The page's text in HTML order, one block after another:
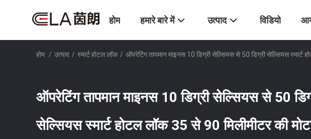
होम हमारे बारे में उत्पाद विडियो
होम / उत्पाद / स्मार्ट होटल लॉक / ऑपरेटिंग तापमान माइनस 10 डिग्री सेल्सियस से 50 डिग्री सेल्सियस स्मार्ट
ऑपरेटिंग तापमान माइनस 10 डिग्री सेल्सियस से 50
सेल्सियस स्मार्ट होटल लॉक 35 से 90 मिलीमीटर की